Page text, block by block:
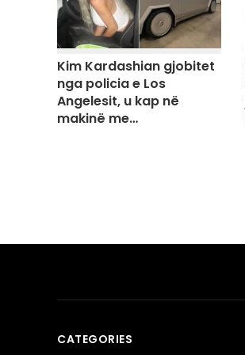
Kim Kardashian gjobitet
nga policia e Los
Angelesit, u kap në
makinë me…
CATEGORIES